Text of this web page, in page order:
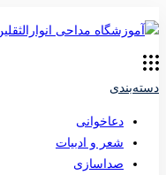
دسته‌بندی
دعاخوانی
شعر و ادبیات
صداسازی